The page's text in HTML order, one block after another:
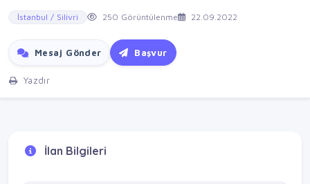
İstanbul / Silivri 250 Görüntülenme 22.09.2022
Mesaj Gönder Başvur
Yazdır
İlan Bilgileri